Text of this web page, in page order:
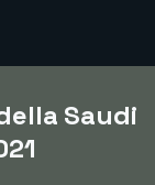
Saudi